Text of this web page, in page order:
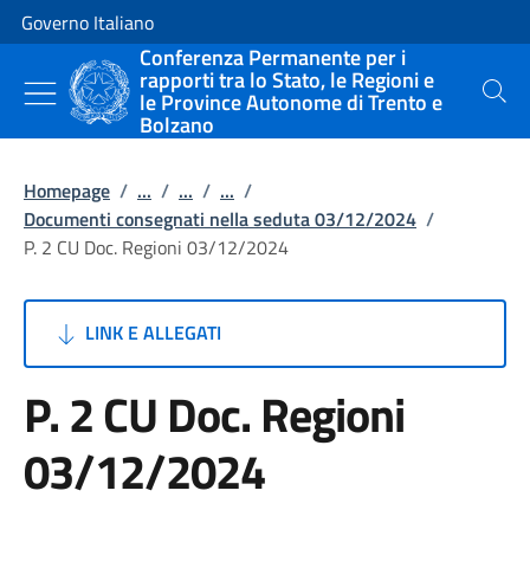
Vai al contenuto
Vai alla navigazione del sito
Governo Italiano
Conferenza Permanente per i
rapporti tra lo Stato, le Regioni e
le Province Autonome di Trento e
Bolzano
Cerca
Homepage / ... / ... / ... /
Documenti consegnati nella seduta 03/12/2024 /
P. 2 CU Doc. Regioni 03/12/2024
LINK E ALLEGATI
P. 2 CU Doc. Regioni
03/12/2024